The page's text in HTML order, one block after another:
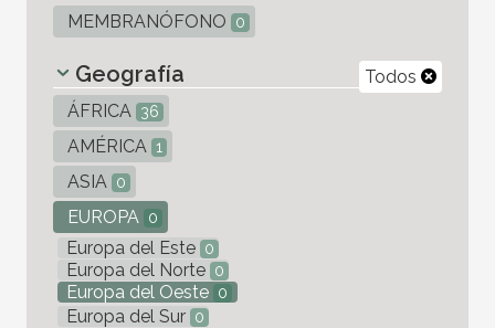
MEMBRANÓFONO 0
Todos
Geografía
ÁFRICA 36
AMÉRICA 1
ASIA 0
EUROPA 0
Europa del Este 0
Europa del Norte 0
Europa del Oeste 0
Europa del Sur 0